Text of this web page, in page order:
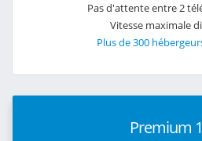
Pas d'attente entre 2
Vitesse maximale
Plus de 300
Premium